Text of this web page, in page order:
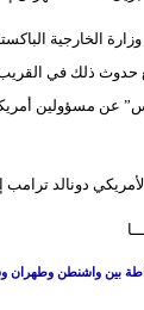
الخارجية
حدوث ذلك في
عن مسؤولين
دونالد
بين واشنطن